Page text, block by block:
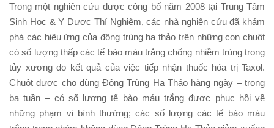
Trong một nghiên cứu được công bố năm 2008 tại Trung Tâm
Sinh Học & Y Dược Thí Nghiệm, các nhà nghiên cứu đã khám
phá các hiệu ứng của đông trùng hạ thảo trên những con chuột
có số lượng thấp các tế bào máu trắng chống nhiễm trùng trong
tủy xương do kết quả của việc tiếp nhận thuốc hóa trị Taxol.
Chuột được cho dùng Đông Trùng Hạ Thảo hàng ngày – trong
ba tuần – có số lượng tế bào máu trắng được phục hồi về
những phạm vi bình thường; các số lượng các tế bào máu